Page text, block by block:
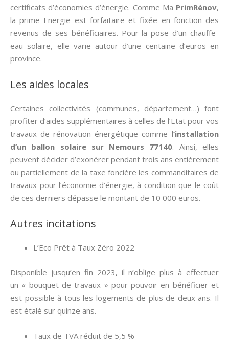
certificats d’économies d’énergie. Comme Ma PrimRénov,
la prime Energie est forfaitaire et fixée en fonction des
revenus de ses bénéficiaires. Pour la pose d’un chauffe-
eau solaire, elle varie autour d’une centaine d’euros en
province.
Les aides locales
Certaines collectivités (communes, département…) font
profiter d’aides supplémentaires à celles de l’Etat pour vos
travaux de rénovation énergétique comme l’installation
d’un ballon solaire sur Nemours 77140. Ainsi, elles
peuvent décider d’exonérer pendant trois ans entièrement
ou partiellement de la taxe foncière les commanditaires de
travaux pour l’économie d’énergie, à condition que le coût
de ces derniers dépasse le montant de 10 000 euros.
Autres incitations
L’Eco Prêt à Taux Zéro 2022
Disponible jusqu’en fin 2023, il n’oblige plus à effectuer
un « bouquet de travaux » pour pouvoir en bénéficier et
est possible à tous les logements de plus de deux ans. Il
est étalé sur quinze ans.
Taux de TVA réduit de 5,5 %